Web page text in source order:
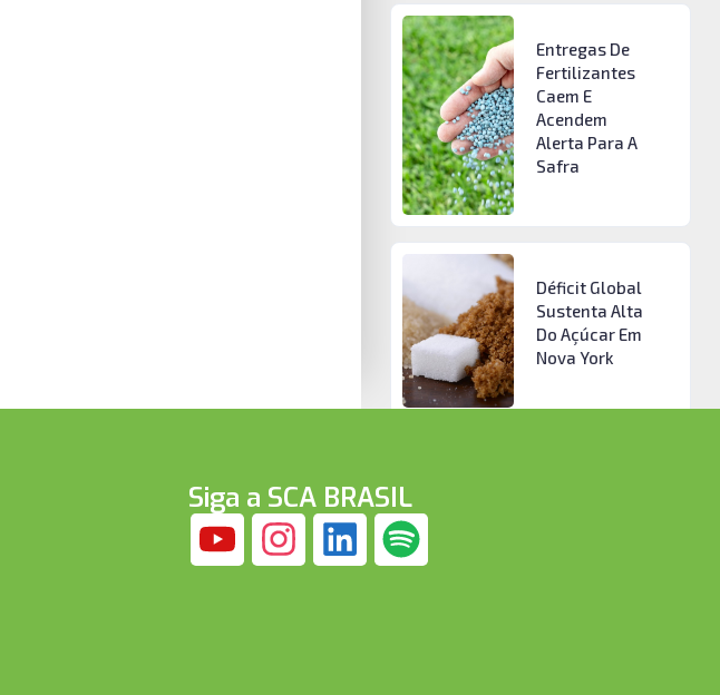
Entregas De
Fertilizantes
Caem E
Acendem
Alerta Para A
Safra
Déficit Global
Sustenta Alta
Do Açúcar Em
Nova York
Siga a SCA BRASIL